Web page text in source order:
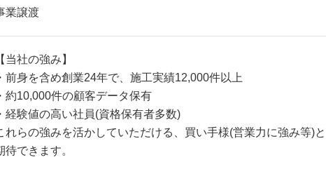
業譲渡
【当社の強み】
・前身を含め創業24年で、施工実績12,000件以上
・約10,000件の顧客データ保有
・経験値の高い社員(資格保有者多数)
れらの強みを活かしていただける、買い手様(営業力に強み等)
待できます。